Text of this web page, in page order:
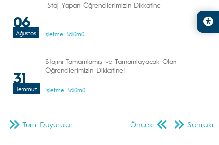
06
Ağustos
Staj Yapan Öğrencilerimizin Dikkatine
İşletme Bölümü
31
Temmuz
Stajını Tamamlamış ve Tamamlayacak Olan
Öğrencilerimizin Dikkatine!
İşletme Bölümü
Önceki Sonraki
Tüm Duyurular